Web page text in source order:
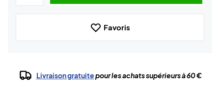
Favoris
Livraison gratuitepour les achats supérieurs à 60 €